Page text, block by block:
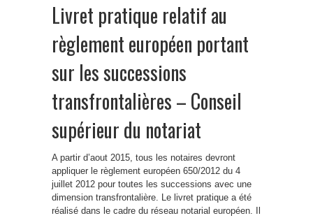
Livret pratique relatif au
règlement européen portant
sur les successions
transfrontalières – Conseil
supérieur du notariat
A partir d’aout 2015, tous les notaires devront
appliquer le règlement européen 650/2012 du 4
juillet 2012 pour toutes les successions avec une
dimension transfrontalière. Le livret pratique a été
réalisé dans le cadre du réseau notarial européen. Il